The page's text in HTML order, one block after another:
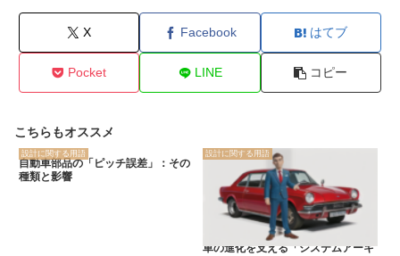
X Facebook はてブ
Pocket LINE コピー
こちらもオススメ
設計に関する用語
自動車部品の「ピッチ誤差」：その
種類と影響
設計に関する用語
車の進化を支える「システムアーキ